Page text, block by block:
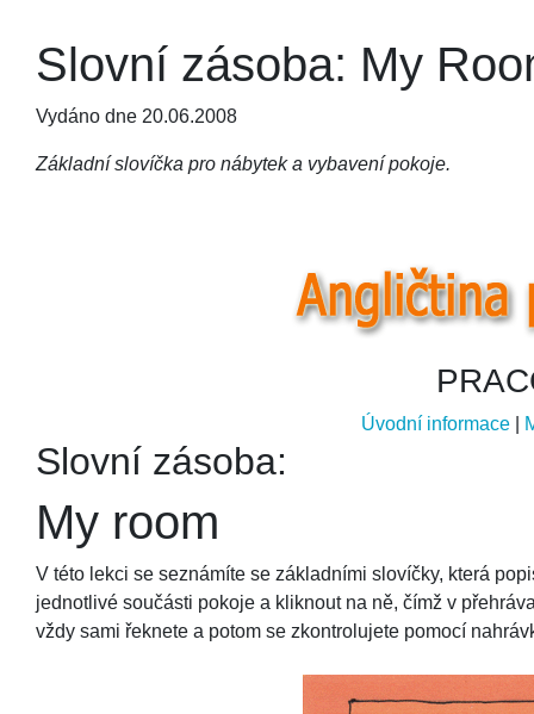
Slovní zásoba: My
Vydáno dne 20.06.2008
Základní slovíčka pro nábytek a vybavení pokoje.
Úvodní informace
Slovní zásoba:
My room
V této lekci se seznámíte se základními slovíčky, která
jednotlivé součásti pokoje a kliknout na ně, čímž v
vždy sami řeknete a potom se zkontrolujete pomocí